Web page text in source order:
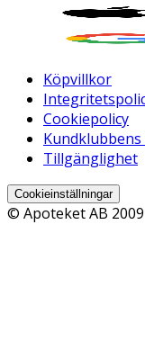
Köpvillkor
Cookiepolicy
Tillgänglighet
Cookieinställningar
© Apoteket AB